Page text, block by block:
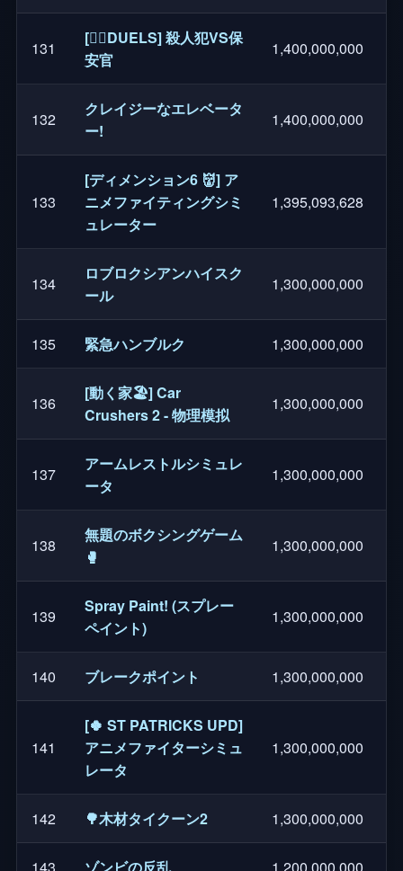
131
[🧙‍♀️DUELS] 殺人犯VS保
安官
1,400,000,000
132
クレイジーなエレベータ
ー!
1,400,000,000
133
[ディメンション6 👹] ア
ニメファイティングシミ
ュレーター
1,395,093,628
134
ロブロクシアンハイスク
ール
1,300,000,000
135 緊急ハンブルク 1,300,000,000
136
[動く家🏖️] Car
Crushers 2 - 物理模拟
1,300,000,000
137
アームレストルシミュレ
ータ
1,300,000,000
138
無題のボクシングゲーム
🥊
1,300,000,000
139
Spray Paint! (スプレー
ペイント)
1,300,000,000
140 ブレークポイント 1,300,000,000
141
[🍀 ST PATRICKS UPD]
アニメファイターシミュ
レータ
1,300,000,000
142 🌳木材タイクーン2 1,300,000,000